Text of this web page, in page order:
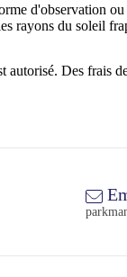
d'observation
rayons du soleil
autorisé. Des frais